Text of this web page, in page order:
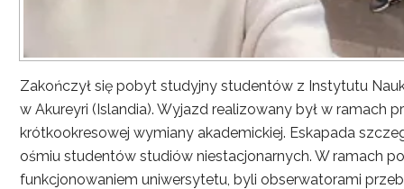
Zakończył się pobyt studyjny studentów z Instytutu
w Akureyri (Islandia). Wyjazd realizowany był w ramach
krótkookresowej wymiany akademickiej. Eskapada
ośmiu studentów studiów niestacjonarnych. W ramach
funkcjonowaniem uniwersytetu, byli obserwatorami